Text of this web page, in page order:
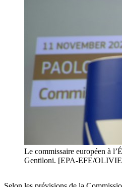
Le commissaire européen à
Gentiloni. [EPA-EFE/